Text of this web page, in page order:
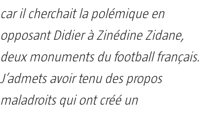
car il cherchait la polémique en
opposant Didier à Zinédine Zidane,
deux monuments du football français.
J’admets avoir tenu des propos
maladroits qui ont créé un